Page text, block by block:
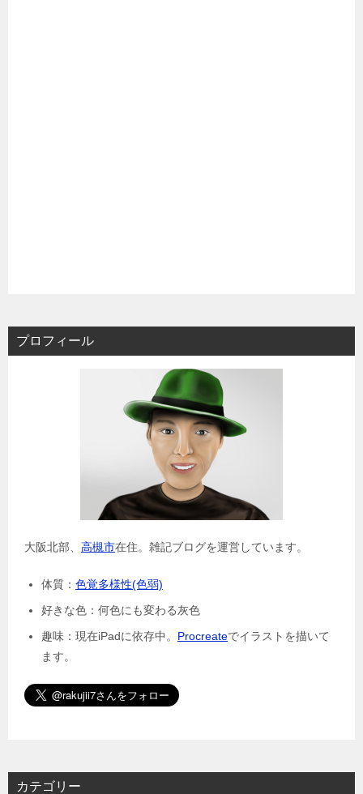
プロフィール
大阪北部、 高槻市在住。雑記ブログを運営しています。
体質： 色覚多様性(色弱)
好きな色：何色にも変わる灰色
趣味：現在iPadに依存中。 Procreateでイラストを描いて
ます。
カテゴリー